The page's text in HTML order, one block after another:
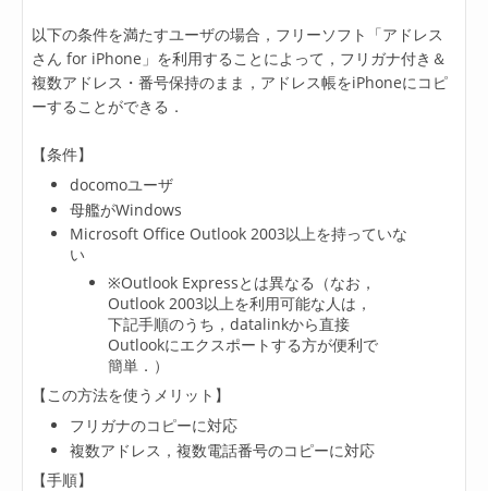
以下の条件を満たすユーザの場合，フリーソフト「アドレス
さん for iPhone」を利用することによって，フリガナ付き＆
複数アドレス・番号保持のまま，アドレス帳をiPhoneにコピ
ーすることができる．
【条件】
docomoユーザ
母艦がWindows
Microsoft Office Outlook 2003以上を持っていな
い
※Outlook Expressとは異なる（なお，
Outlook 2003以上を利用可能な人は，
下記手順のうち，datalinkから直接
Outlookにエクスポートする方が便利で
簡単．）
【この方法を使うメリット】
フリガナのコピーに対応
複数アドレス，複数電話番号のコピーに対応
【手順】